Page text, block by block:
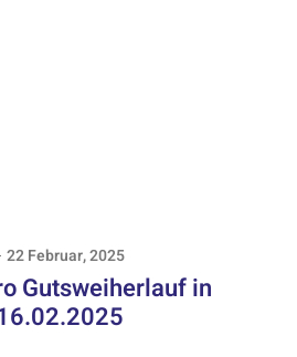
22 Februar, 2025
Gutsweiherlauf in